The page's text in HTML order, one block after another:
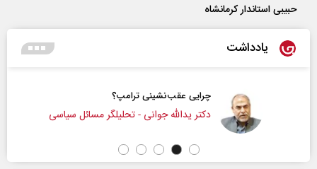
حبیبی استاندار کرمانشاه
یادداشت
چرایی عقب‌نشینی ترامپ؟
دکتر یدالله جوانی - تحلیلگر مسائل سیاسی